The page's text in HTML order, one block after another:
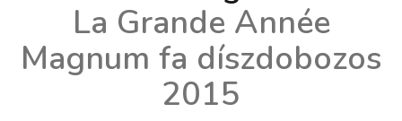
La Grande Année
Magnum fa díszdobozos
2015